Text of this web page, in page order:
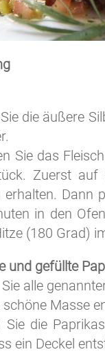
die äußere
Sie das
Zuerst
erhalten. Dann
in den
(180 Grad)
und gefüllte
alle
schöne Masse
Sie die
ein Deckel